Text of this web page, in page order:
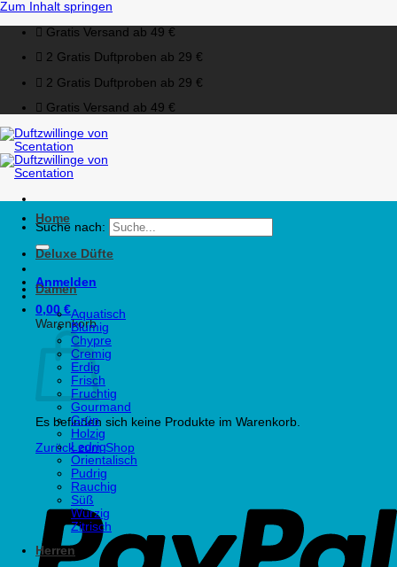
Zum Inhalt springen
Gratis Versand ab 49 €
2 Gratis Duftproben ab 29 €
2 Gratis Duftproben ab 29 €
Gratis Versand ab 49 €
Suche nach:
Anmelden
0,00 €
Warenkorb
Es befinden sich keine Produkte im Warenkorb.
Zurück zum Shop
Home
Deluxe Düfte
Damen
Aquatisch
Blumig
Chypre
Cremig
Erdig
Frisch
Fruchtig
Gourmand
Grün
Holzig
Ledrig
Orientalisch
Pudrig
Rauchig
Süß
Würzig
Zitrisch
Herren